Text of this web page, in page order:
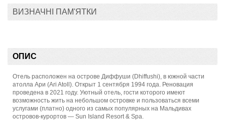
ВИЗНАЧНІ ПАМ'ЯТКИ
ОПИС
Отель расположен на острове Диффуши (Dhiffushi), в южной части
атолла Ари (Ari Atoll). Открыт 1 сентября 1994 года. Реновация
проведена в 2021 году. Уютный отель, гости которого имеют
возможность жить на небольшом островке и пользоваться всеми
услугами (платно) одного из самых популярных на Мальдивах
островов-курортов — Sun Island Resort & Spa.